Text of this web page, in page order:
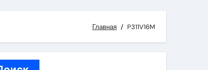
и обустройства мест отдыха
Главная P311V16M